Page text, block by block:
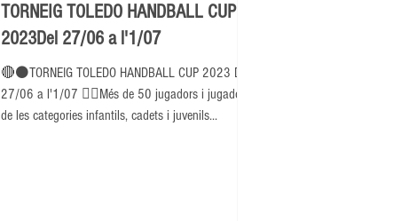
TORNEIG TOLEDO HANDBALL CUP
2023Del 27/06 a l'1/07
🔴⚫TORNEIG TOLEDO HANDBALL CUP 2023 Del
27/06 a l'1/07 👉🏽Més de 50 jugadors i jugadores
de les categories infantils, cadets i juvenils...